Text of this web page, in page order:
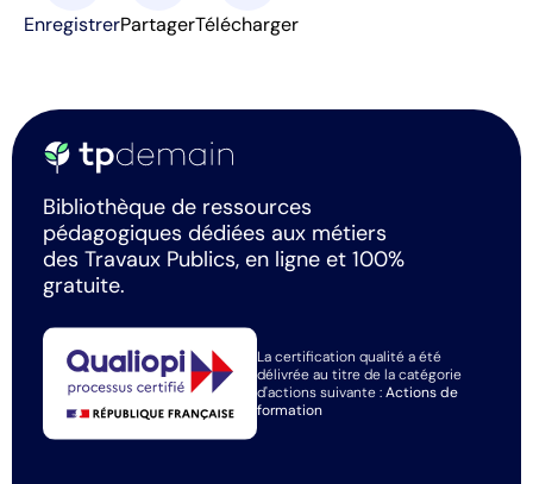
EnregistrerPartagerTélécharger
Bibliothèque de ressources
pédagogiques dédiées aux métiers
des Travaux Publics, en ligne et 100%
gratuite.
La certification qualité a été
délivrée au titre de la catégorie
d'actions suivante :Actions de
formation